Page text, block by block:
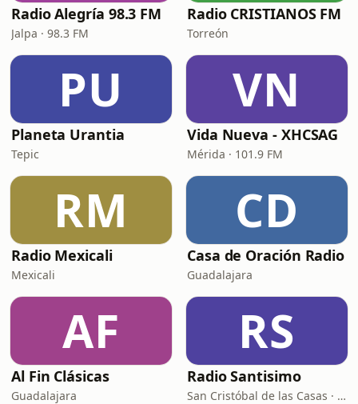
Radio Alegría 98.3 FM
Jalpa · 98.3 FM
Radio CRISTIANOS FM
Torreón
PU
Planeta Urantia
Tepic
VN
Vida Nueva - XHCSAG
Mérida · 101.9 FM
RM
Radio Mexicali
Mexicali
CD
Casa de Oración Radio
Guadalajara
AF
Al Fin Clásicas
Guadalajara
RS
Radio Santisimo
San Cristóbal de las Casas · 104.9 FM